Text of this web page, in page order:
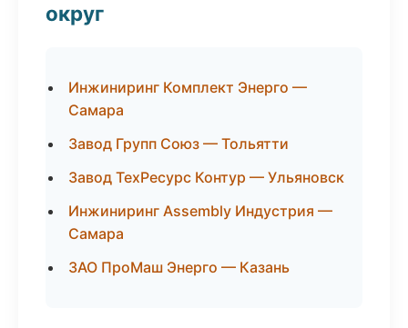
округ
Инжиниринг Комплект Энерго —
Самара
Завод Групп Союз — Тольятти
Завод ТехРесурс Контур — Ульяновск
Инжиниринг Assembly Индустрия —
Самара
ЗАО ПроМаш Энерго — Казань